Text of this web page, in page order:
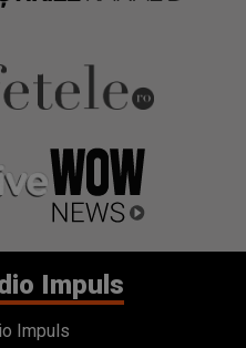
Impuls
Impuls